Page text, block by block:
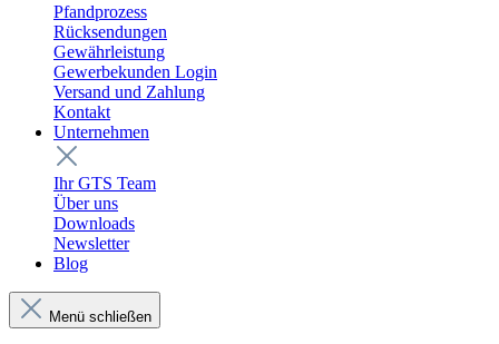
Pfandprozess
Rücksendungen
Gewährleistung
Gewerbekunden Login
Versand und Zahlung
Kontakt
Unternehmen
Ihr GTS Team
Über uns
Downloads
Newsletter
Blog
Menü schließen